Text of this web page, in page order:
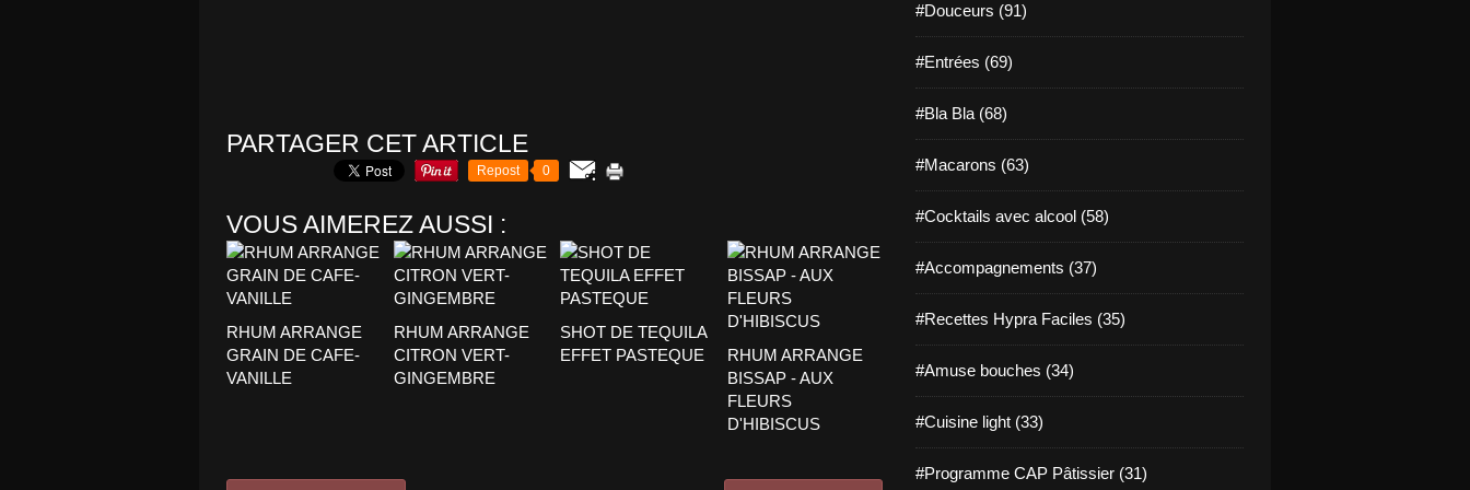
PARTAGER CET ARTICLE
Repost 0
VOUS AIMEREZ AUSSI :
RHUM ARRANGE
GRAIN DE CAFE-
VANILLE
RHUM ARRANGE
CITRON VERT-
GINGEMBRE
SHOT DE TEQUILA
EFFET PASTEQUE
RHUM ARRANGE
BISSAP - AUX
FLEURS
D'HIBISCUS
#Douceurs (91)
#Entrées (69)
#Bla Bla (68)
#Macarons (63)
#Cocktails avec alcool (58)
#Accompagnements (37)
#Recettes Hypra Faciles (35)
#Amuse bouches (34)
#Cuisine light (33)
#Programme CAP Pâtissier (31)